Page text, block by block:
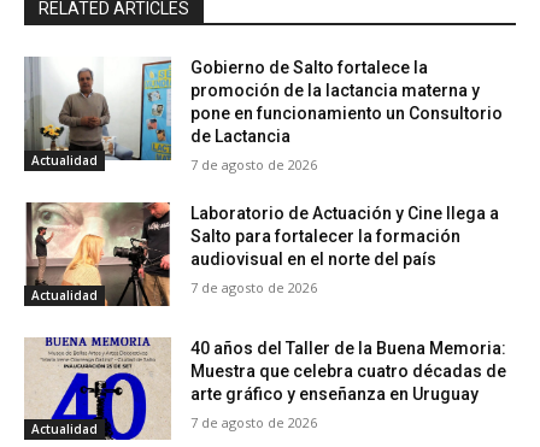
RELATED ARTICLES
Actualidad
Gobierno de Salto fortalece la
promoción de la lactancia materna y
pone en funcionamiento un Consultorio
de Lactancia
7 de agosto de 2026
Actualidad
Laboratorio de Actuación y Cine llega a
Salto para fortalecer la formación
audiovisual en el norte del país
7 de agosto de 2026
Actualidad
40 años del Taller de la Buena Memoria:
Muestra que celebra cuatro décadas de
arte gráfico y enseñanza en Uruguay
7 de agosto de 2026